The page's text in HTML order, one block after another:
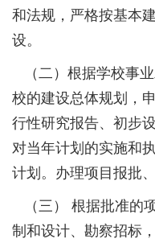
和法规，严格按基本
设。
（二）根据学校事
校的建设总体规划，
行性研究报告、初步
对当年计划的实施和
计划。办理项目报批
（三） 根据批准的
制和设计、勘察招标